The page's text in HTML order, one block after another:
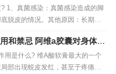
2、干燥的冬季气候可能是导致皮
的一个主要原因。在寒冷的气温
变低，这会导致皮...
1、真菌感染：真菌感染造成的脚
脱皮的情况。其他原因：长期摩
等原因也可能导致脚底脱皮。2、
致患者出现脚脱皮症状 除了患上
出现脚脱皮以外，如果体内缺乏
元素的话，他同样也会导致患者脚
和禁忌 阿维a胶囊对身体有
用是什么? 维A酸软膏最大的一个
部出现蜕皮发红，甚至于疼痛的